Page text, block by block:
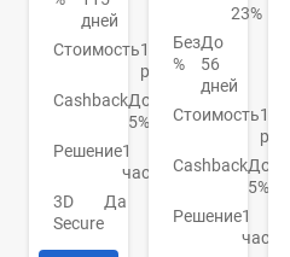
дней
Стоимость150
руб.
CashbackДо
5%
Решение1
час
3D
Secure
Да
23%
Без
%
До
56
дней
Стоимость150
руб.
CashbackДо
5%
Решение1
час